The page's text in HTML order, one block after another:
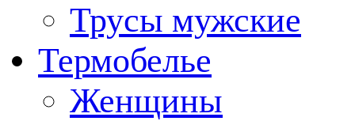
Трусы мужские
Термобелье
Женщины